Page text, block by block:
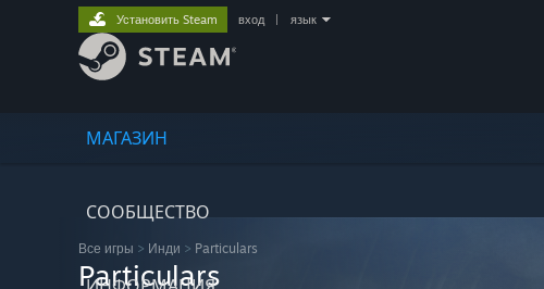
МАГАЗИН
СООБЩЕСТВО
Установить Steam вход язык
Все игры > Инди > Particulars
Particulars